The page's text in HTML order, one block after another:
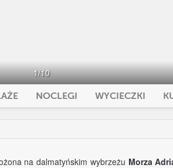
1/10
NOCLEGI WYCIECZKI
na dalmatyńskim wybrzeżu Morza